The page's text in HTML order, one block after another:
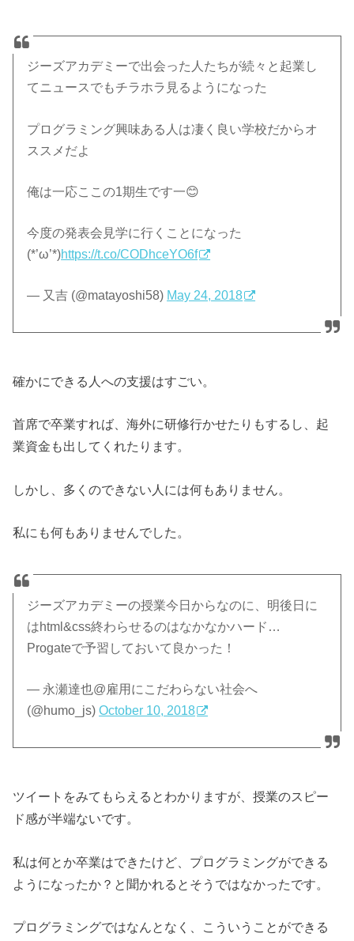
ジーズアカデミーで出会った人たちが続々と起業し
てニュースでもチラホラ見るようになった
プログラミング興味ある人は凄く良い学校だからオ
ススメだよ
俺は一応ここの1期生です一😊
今度の発表会見学に行くことになった
(*’ω’*)https://t.co/CODhceYO6f
— 又吉 (@matayoshi58) May 24, 2018
確かにできる人への支援はすごい。
首席で卒業すれば、海外に研修行かせたりもするし、起
業資金も出してくれたります。
しかし、多くのできない人には何もありません。
私にも何もありませんでした。
ジーズアカデミーの授業今日からなのに、明後日に
はhtml&css終わらせるのはなかなかハード…
Progateで予習しておいて良かった！
— 永瀬達也@雇用にこだわらない社会へ
(@humo_js)October 10, 2018
ツイートをみてもらえるとわかりますが、授業のスピー
ド感が半端ないです。
私は何とか卒業はできたけど、プログラミングができる
ようになったか？と聞かれるとそうではなかったです。
プログラミングではなんとなく、こういうことができる